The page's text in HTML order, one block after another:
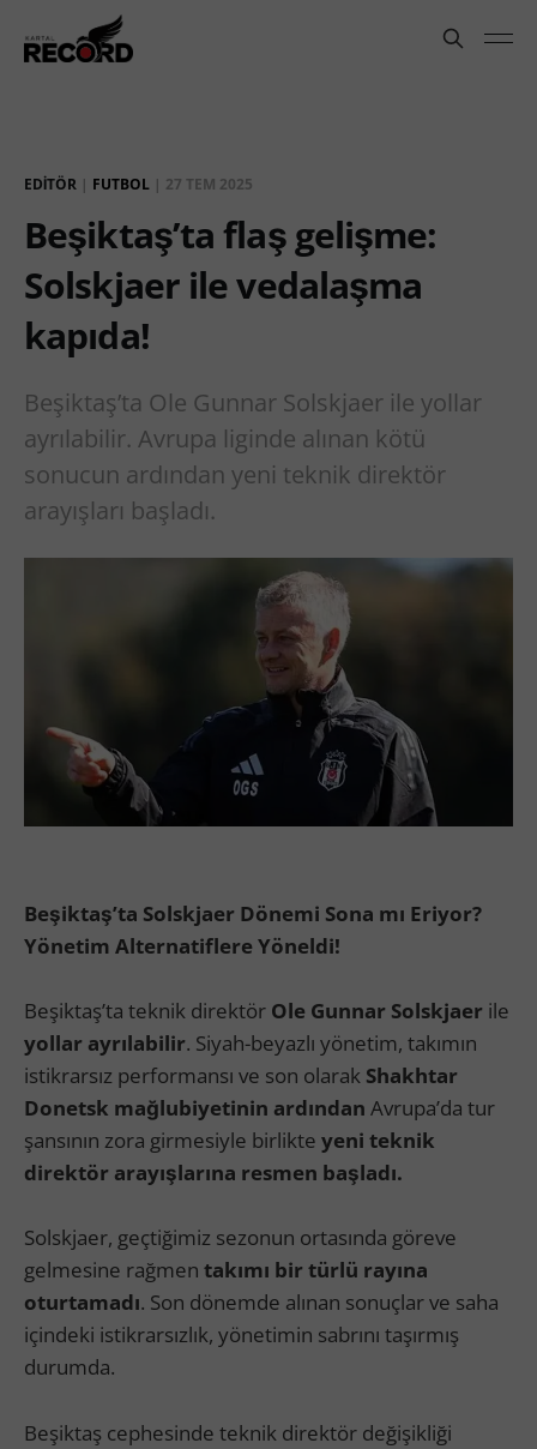
EDITÖR | FUTBOL | 27 TEM 2025
Beşiktaş’ta flaş gelişme:
Solskjaer ile vedalaşma
kapıda!
Beşiktaş’ta Ole Gunnar Solskjaer ile yollar
ayrılabilir. Avrupa liginde alınan kötü
sonucun ardından yeni teknik direktör
arayışları başladı.
Beşiktaş’ta Solskjaer Dönemi Sona mı Eriyor?
Yönetim Alternatiflere Yöneldi!
Beşiktaş’ta teknik direktör Ole Gunnar Solskjaer ile
yollar ayrılabilir. Siyah-beyazlı yönetim, takımın
istikrarsız performansı ve son olarak Shakhtar
Donetsk mağlubiyetinin ardından Avrupa’da tur
şansının zora girmesiyle birlikte yeni teknik
direktör arayışlarına resmen başladı.
Solskjaer, geçtiğimiz sezonun ortasında göreve
gelmesine rağmen takımı bir türlü rayına
oturtamadı. Son dönemde alınan sonuçlar ve saha
içindeki istikrarsızlık, yönetimin sabrını taşırmış
durumda.
Beşiktaş cephesinde teknik direktör değişikliği